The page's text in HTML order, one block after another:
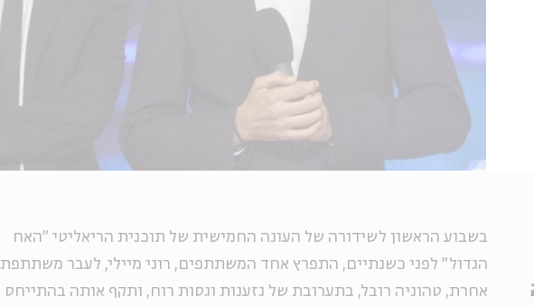
בשבוע הראשון לשידורה של העונה החמישית של תוכנית הריאליטי "האח
הגדול" לפני כשנתיים, התפרץ אחד המשתתפים, רוני מיילי, לעבר משתתפת
אחרת, טהוניה רובל, בתערובת של גזענות וגסות רוח, ותקף אותה בהתייחס